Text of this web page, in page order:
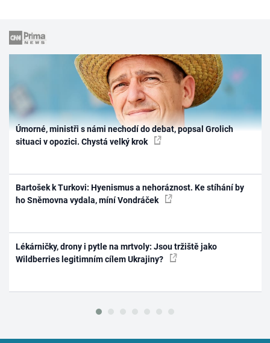
Úmorné, ministři s námi nechodí do debat, popsal Grolich
situaci v opozici. Chystá velký krok
Bartošek k Turkovi: Hyenismus a nehoráznost. Ke stíhání by
ho Sněmovna vydala, míní Vondráček
Lékárničky, drony i pytle na mrtvoly: Jsou tržiště jako
Wildberries legitimním cílem Ukrajiny?